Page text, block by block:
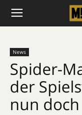
News
Spider-
der
nun